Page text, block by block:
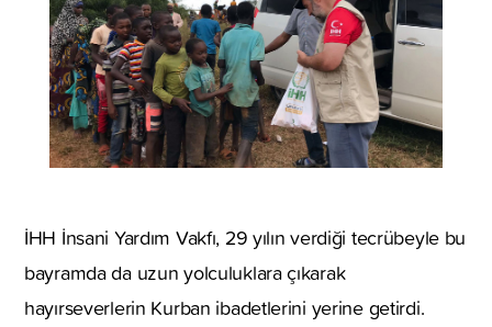
İHH İnsani Yardım Vakfı, 29 yılın verdiği tecrübeyle bu
bayramda da uzun yolculuklara çıkarak
hayırseverlerin Kurban ibadetlerini yerine getirdi.